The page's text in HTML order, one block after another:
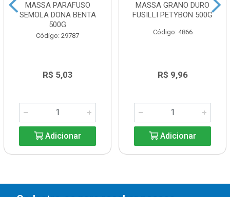
MASSA PARAFUSO
SEMOLA DONA BENTA
500G
Código: 29787
R$ 5,03
Adicionar
MASSA GRANO DURO
FUSILLI PETYBON 500G
Código: 4866
R$ 9,96
Adicionar